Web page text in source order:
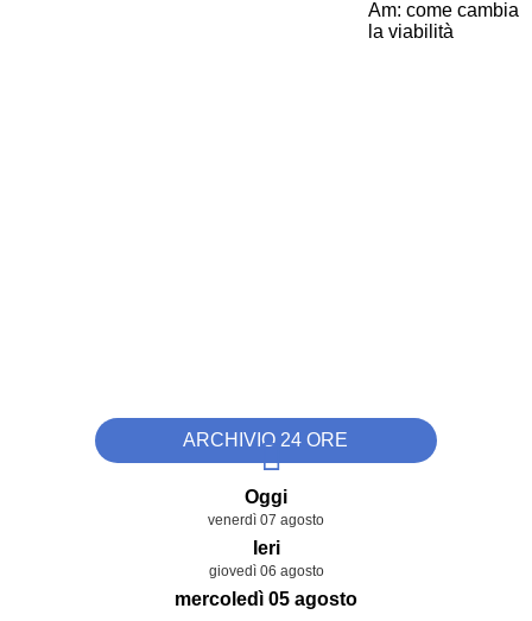
ARCHIVIO 24 ORE
Oggi
venerdì 07 agosto
Ieri
giovedì 06 agosto
mercoledì 05 agosto